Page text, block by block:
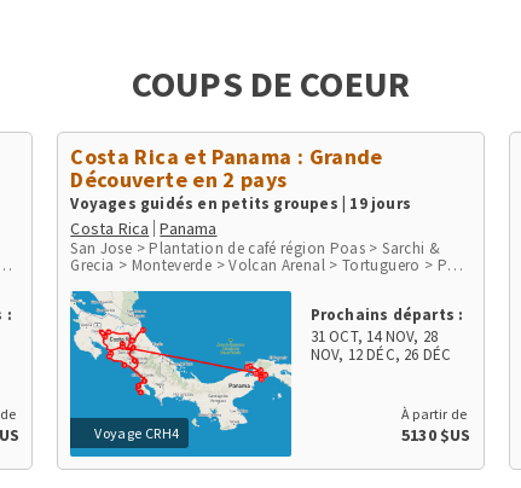
COUPS DE COEUR
:
Costa Rica et Panama : Grande
Découverte en 2 pays
Voyages guidés en petits groupes | 19 jours
Costa Rica Panama
San Jose > Plantation de café région Poas > Sarchi &
Grecia > Monteverde > Volcan Arenal > Tortuguero > Parc
> Parc de Corcovado > Parc de Manuel Antonio > Playa
Herradura & Punta Leona > Rio Tarcoles & Carara >
Aéroport et ville de Panama > Communauté indigène
Embera > Parc National Chagres > Fort San Lorenzo
Voyage CRH4
Prochains départs :
31 OCT, 14 NOV, 28
NOV, 12 DÉC, 26 DÉC
À partir de
5130 $US